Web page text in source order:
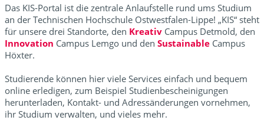
Das KIS-Portal ist die zentrale Anlaufstelle rund ums Studium
an der Technischen Hochschule Ostwestfalen-Lippe! „KIS“ steht
für unsere drei Standorte, den Kreativ Campus Detmold, den
Innovation Campus Lemgo und den Sustainable Campus
Höxter.
Studierende können hier viele Services einfach und bequem
online erledigen, zum Beispiel Studienbescheinigungen
herunterladen, Kontakt- und Adressänderungen vornehmen,
ihr Studium verwalten, und vieles mehr.